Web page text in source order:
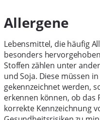
Allergene
Lebensmittel, die häufig
besonders
Stoffen zählen unter
und Soja. Diese müssen
gekennzeichnet werden,
erkennen können, ob das
korrekte Kennzeichnung